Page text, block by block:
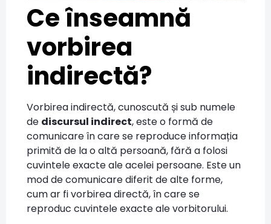
Ce înseamnă
vorbirea
indirectă?
Vorbirea indirectă, cunoscută și sub numele
de discursul indirect, este o formă de
comunicare în care se reproduce informația
primită de la o altă persoană, fără a folosi
cuvintele exacte ale acelei persoane. Este un
mod de comunicare diferit de alte forme,
cum ar fi vorbirea directă, în care se
reproduc cuvintele exacte ale vorbitorului.